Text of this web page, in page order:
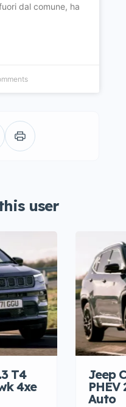
dal comune, ha
user
T4
4xe
Jeep
Auto